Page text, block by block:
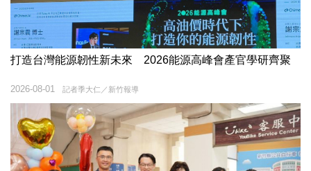
打造台灣能源韌性新未來 2026能源高峰會產官學研齊聚
記者季大仁／新竹報導
2026-08-01